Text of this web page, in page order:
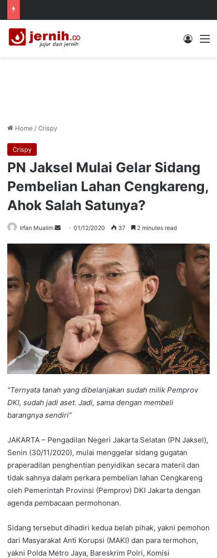
Log In
Home /Crispy
Crispy
PN Jaksel Mulai Gelar Sidang
Pembelian Lahan Cengkareng,
Ahok Salah Satunya?
Irfan Mualim
Send
email
01/12/2020 37 2 minutes read
“Ternyata tanah yang dibelanjakan sudah milik Pemprov
DKI, sudah jadi aset. Jadi, sama dengan membeli
barangnya sendiri”
JAKARTA – Pengadilan Negeri Jakarta Selatan (PN Jaksel),
Senin (30/11/2020), mulai menggelar sidang gugatan
praperadilan penghentian penyidikan secara materil dan
tidak sahnya dalam perkara pembelian lahan Cengkareng
oleh Pemerintah Provinsi (Pemprov) DKI Jakarta dengan
agenda pembacaan permohonan.
Sidang tersebut dihadiri kedua belah pihak, yakni pemohon
dari Masyarakat Anti Korupsi (MAKI) dan para termohon,
yakni Polda Metro Jaya, Bareskrim Polri, Komisi